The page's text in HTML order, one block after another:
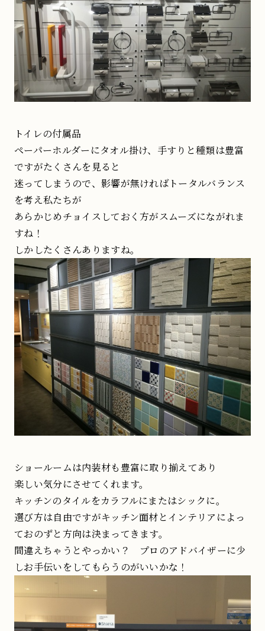
トイレの付属品
ペーパーホルダーにタオル掛け、手すりと種類は豊富
ですがたくさんを見ると
迷ってしまうので、影響が無ければトータルバランス
を考え私たちが
あらかじめチョイスしておく方がスムーズにながれま
すね！
しかしたくさんありますね。
ショールームは内装材も豊富に取り揃えてあり
楽しい気分にさせてくれます。
キッチンのタイルをカラフルにまたはシックに。
選び方は自由ですがキッチン面材とインテリアによっ
ておのずと方向は決まってきます。
間違えちゃうとやっかい？ プロのアドバイザーに少
しお手伝いをしてもらうのがいいかな！